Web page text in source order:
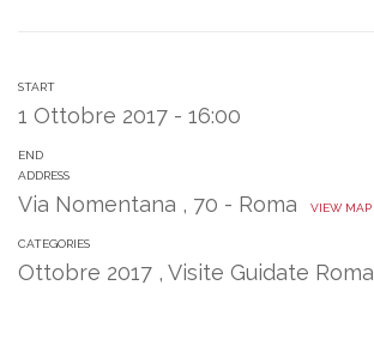
START
1 Ottobre 2017 - 16:00
END
ADDRESS
Via Nomentana , 70 - Roma VIEW MAP
CATEGORIES
Ottobre 2017 , Visite Guidate Roma